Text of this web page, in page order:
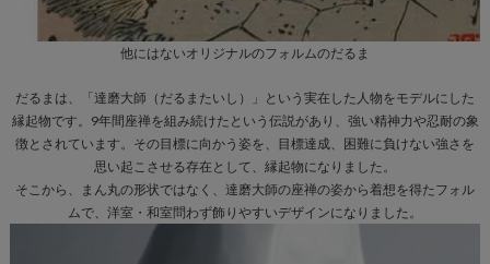
他にはないオリジナルのフォルムのだるま
だるまは、「達磨大師（だるまたいし）」という実在した人物をモデルにした
縁起物です。9年間座禅を組み続けたという伝説があり、強い精神力や忍耐の象
徴とされています。その目標に向かう姿を、目標達成、困難に負けない強さを
思い起こさせる存在として、縁起物になりました。
そこから、まん丸の形状ではなく、達磨大師の座禅の姿から着想を得たフォル
ムで、洋室・和室問わず飾りやすいデザインになりました。